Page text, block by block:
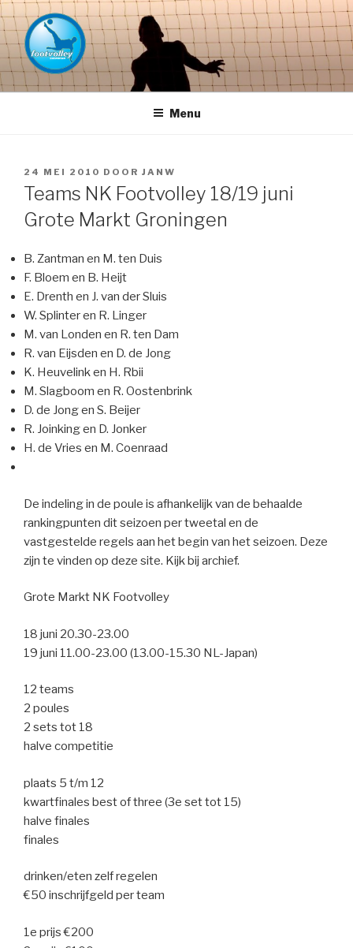
Naar
de
inhoud
springen
FOOTVOLLEY GRONINGEN –
THE HOME OF PETACCHI'S
Menu
GEPLAATST
OP
24 MEI 2010 DOOR JANW
Teams NK Footvolley 18/19 juni
Grote Markt Groningen
B. Zantman en M. ten Duis
F. Bloem en B. Heijt
E. Drenth en J. van der Sluis
W. Splinter en R. Linger
M. van Londen en R. ten Dam
R. van Eijsden en D. de Jong
K. Heuvelink en H. Rbii
M. Slagboom en R. Oostenbrink
D. de Jong en S. Beijer
R. Joinking en D. Jonker
H. de Vries en M. Coenraad
De indeling in de poule is afhankelijk van de behaalde
rankingpunten dit seizoen per tweetal en de
vastgestelde regels aan het begin van het seizoen. Deze
zijn te vinden op deze site. Kijk bij archief.
Grote Markt NK Footvolley
18 juni 20.30-23.00
19 juni 11.00-23.00 (13.00-15.30 NL-Japan)
12 teams
2 poules
2 sets tot 18
halve competitie
plaats 5 t/m 12
kwartfinales best of three (3e set tot 15)
halve finales
finales
drinken/eten zelf regelen
€50 inschrijfgeld per team
1e prijs €200